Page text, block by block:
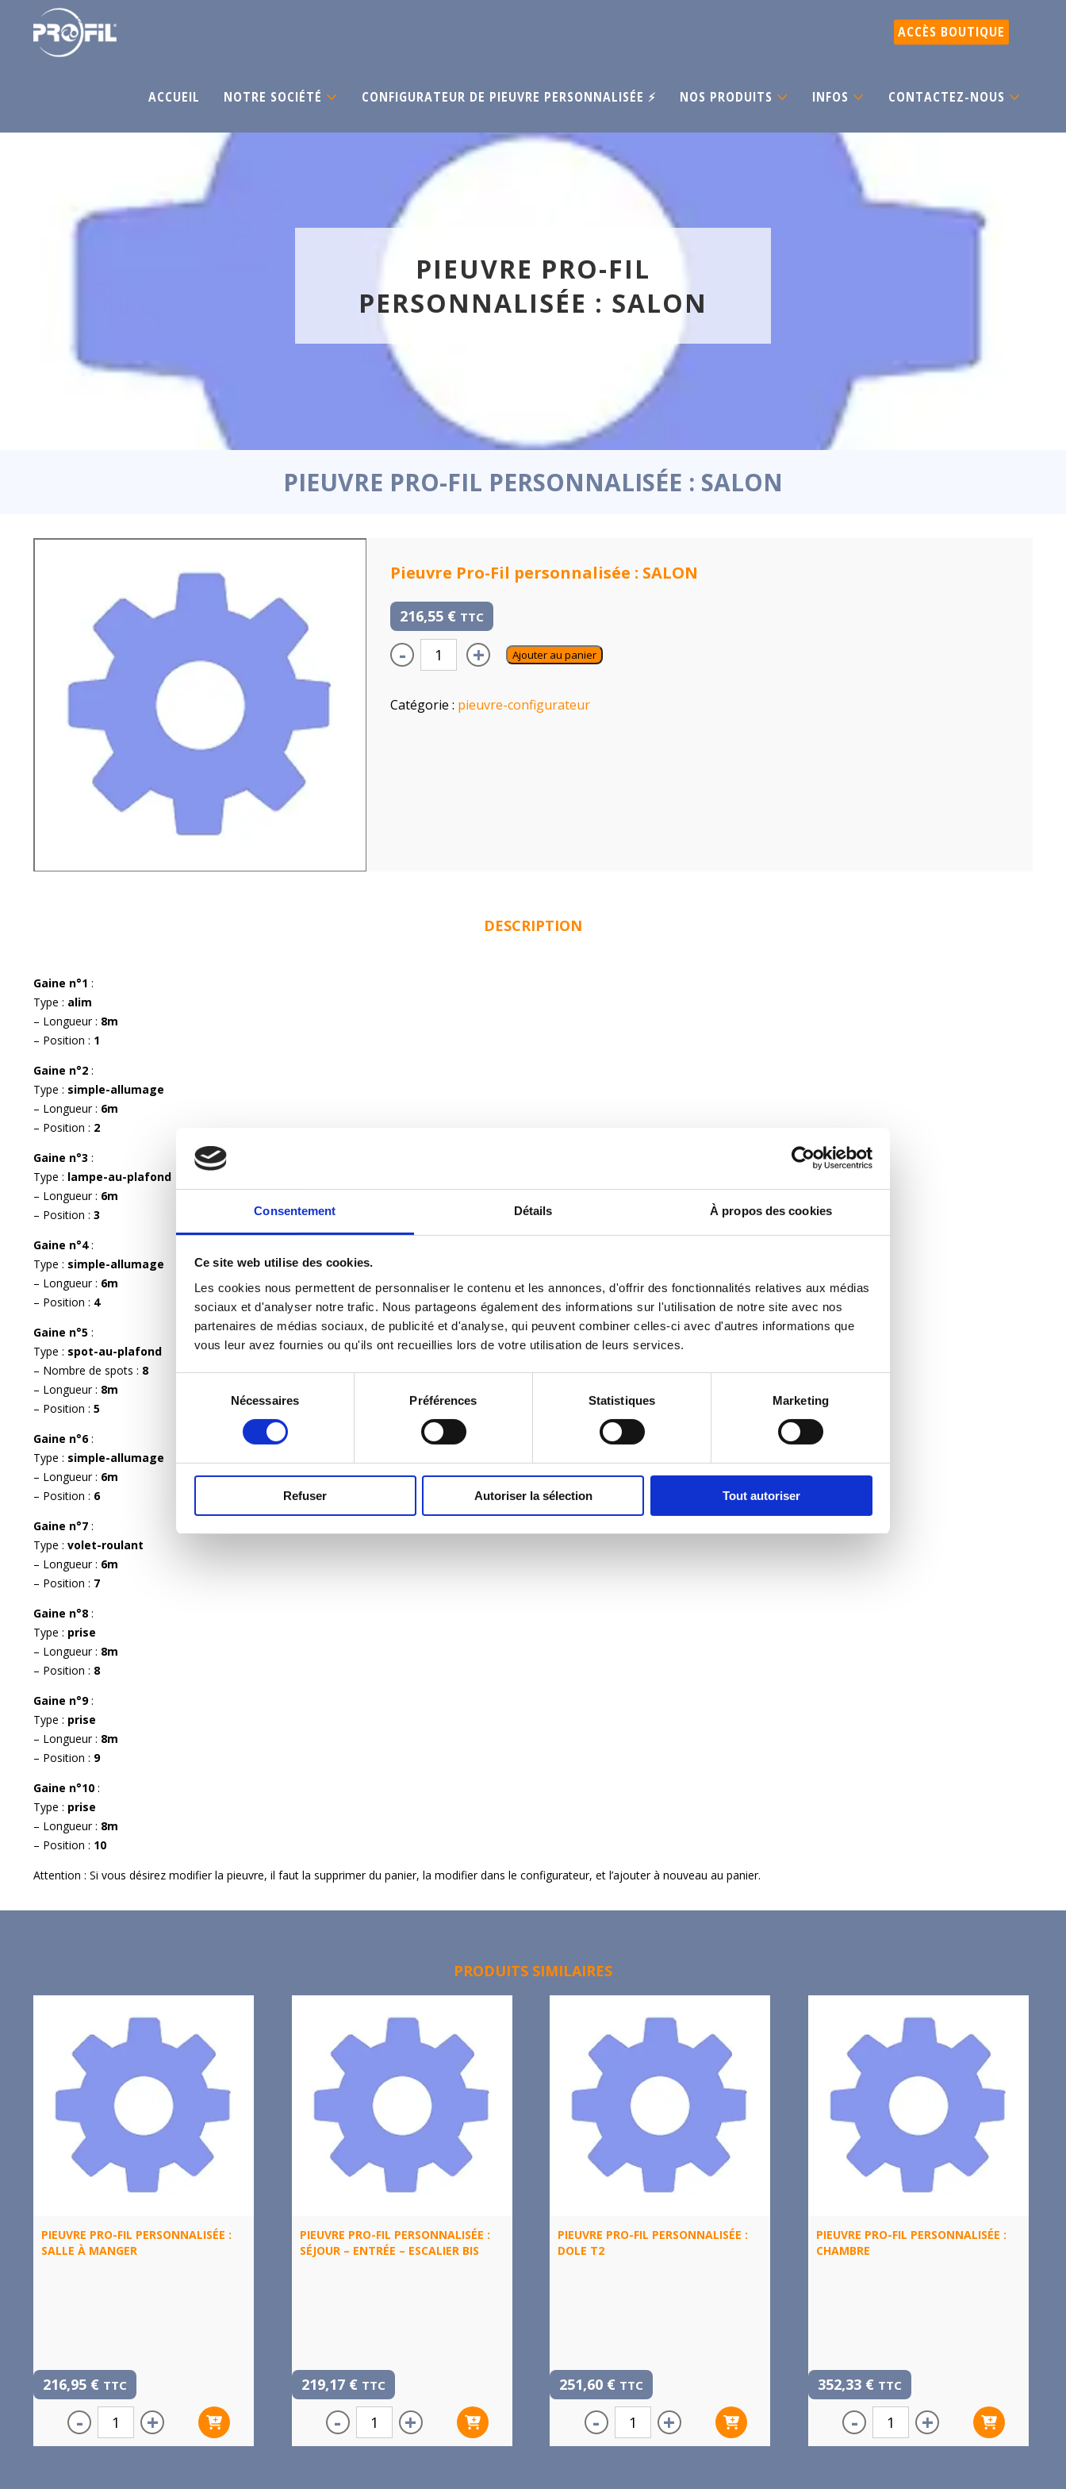
Consentement Détails À propos des cookies
Ce site web utilise des cookies.
Les cookies nous permettent de personnaliser le contenu et les annonces, d'offrir des fonctionnalités relatives aux médias
sociaux et d'analyser notre trafic. Nous partageons également des informations sur l'utilisation de notre site avec nos
partenaires de médias sociaux, de publicité et d'analyse, qui peuvent combiner celles-ci avec d'autres informations que
vous leur avez fournies ou qu'ils ont recueillies lors de votre utilisation de leurs services.
consentement
Nécessaires Préférences Statistiques Marketing
Refuser Autoriser la sélection Tout autoriser
ACCÈS BOUTIQUE
ACCUEIL NOTRE SOCIÉTÉ CONFIGURATEUR DE PIEUVRE PERSONNALISÉE ⚡ NOS PRODUITS INFOS CONTACTEZ-NOUS
PIEUVRE PRO-FIL
PERSONNALISÉE : SALON
PIEUVRE PRO-FIL PERSONNALISÉE : SALON
Pieuvre Pro-Fil personnalisée : SALON
216,55 € TTC
- + Ajouter au panier
Catégorie : pieuvre-configurateur
DESCRIPTION
Gaine n°1 :
Type : alim
– Longueur : 8m
– Position : 1
Gaine n°2 :
Type : simple-allumage
– Longueur : 6m
– Position : 2
Gaine n°3 :
Type : lampe-au-plafond
– Longueur : 6m
– Position : 3
Gaine n°4:
Type : simple-allumage
– Longueur : 6m
– Position : 4
Gaine n°5 :
Type : spot-au-plafond
– Nombre de spots : 8
– Longueur : 8m
– Position : 5
Gaine n°6:
Type : simple-allumage
– Longueur : 6m
– Position : 6
Gaine n°7 :
Type : volet-roulant
– Longueur : 6m
– Position : 7
Gaine n°8 :
Type : prise
– Longueur : 8m
– Position : 8
Gaine n°9:
Type : prise
– Longueur : 8m
– Position : 9
Gaine n°10 :
Type : prise
– Longueur : 8m
– Position : 10
Attention : Si vous désirez modifier la pieuvre, il faut la supprimer du panier, la modifier dans le configurateur, et l’ajouter à nouveau au panier.
PRODUITS SIMILAIRES
PIEUVRE PRO-FIL PERSONNALISÉE :
SALLE À MANGER
216,95 € TTC
- +
PIEUVRE PRO-FIL PERSONNALISÉE :
SÉJOUR – ENTRÉE – ESCALIER BIS
219,17 € TTC
- +
PIEUVRE PRO-FIL PERSONNALISÉE :
DOLE T2
251,60 € TTC
- +
PIEUVRE PRO-FIL PERSONNALISÉE :
CHAMBRE
352,33 € TTC
- +